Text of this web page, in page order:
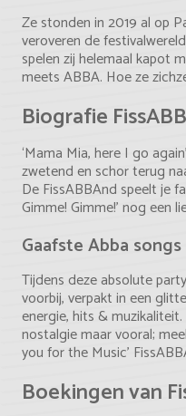
Ze stonden in 2019 al op
veroveren de
spelen zij helemaal kapot
meets ABBA. Hoe ze
Biografie
‘Mama Mia, here I go
zwetend en schor terug
De FissABBAnd speelt je
Gimme! Gimme!’ nog een
Gaafste Abba songs
Tijdens deze absolute
voorbij, verpakt in een
energie, hits &
nostalgie maar vooral;
you for the Music’
Boekingen van